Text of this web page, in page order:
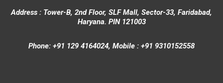
Address : Tower-B, 2nd Floor, SLF Mall, Sector-33, Faridabad,
Haryana. PIN 121003
Phone: +91 129 4164024, Mobile : +91 9310152558